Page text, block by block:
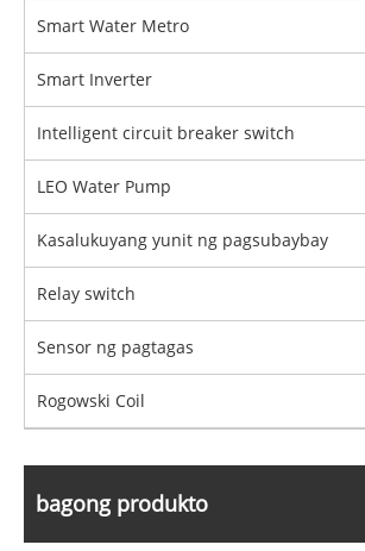
Smart Water Metro
Smart Inverter
Intelligent circuit breaker switch
LEO Water Pump
Kasalukuyang yunit ng pagsubaybay
Relay switch
Sensor ng pagtagas
Rogowski Coil
bagong produkto